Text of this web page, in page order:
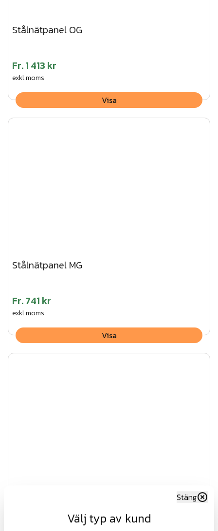
Stålnätpanel OG
Fr.1 413 kr
exkl.moms
Visa
Stålnätpanel MG
Fr.741 kr
exkl.moms
Visa
Välj typ av kund
Stäng